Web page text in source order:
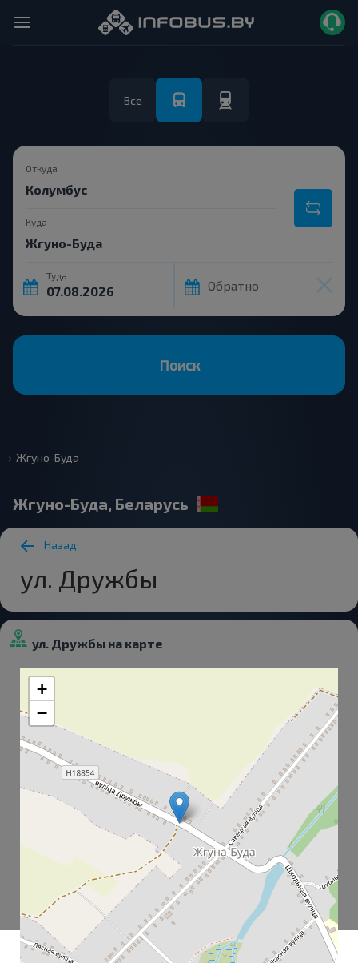
Все
Откуда
Куда
Туда
Обратно
Поиск
Жгуно-Буда
Жгуно-Буда, Беларусь
Назад
ул. Дружбы
ул. Дружбы на карте
+
−